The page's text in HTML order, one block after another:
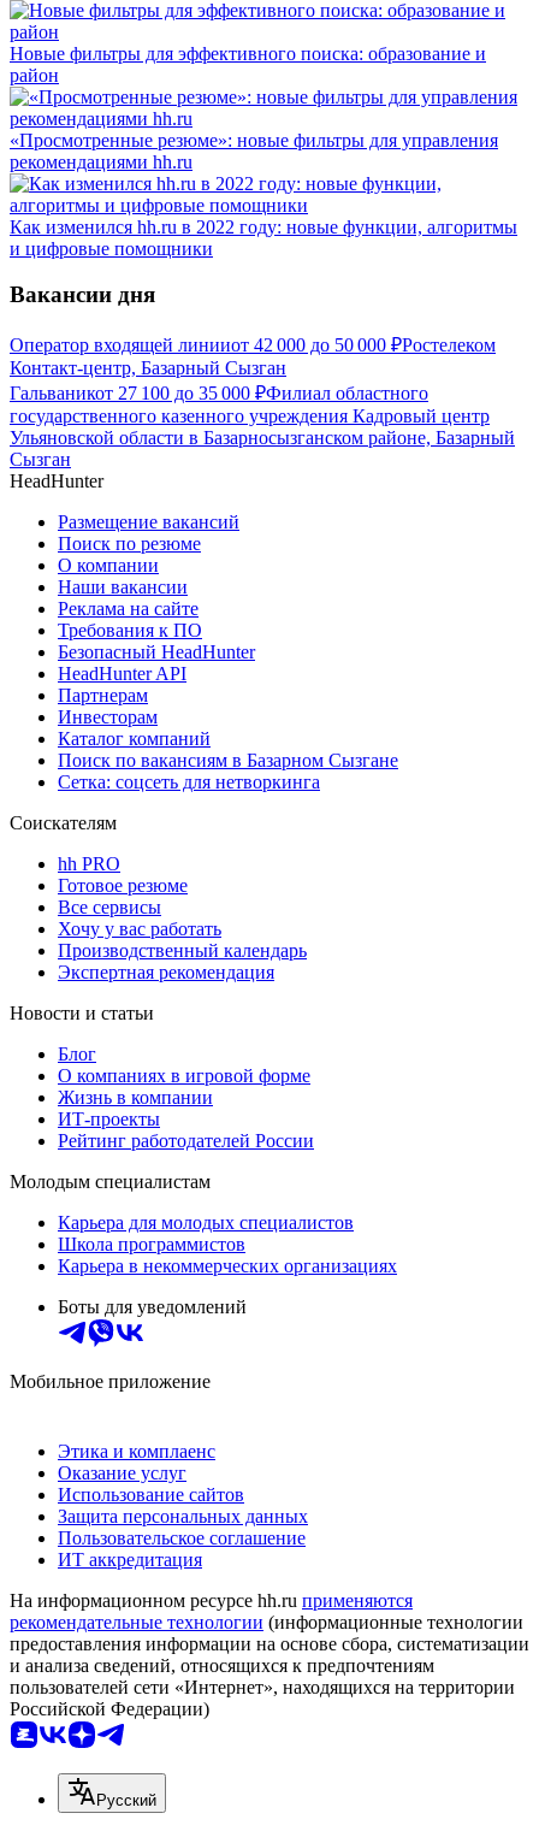
Новые фильтры для эффективного поиска: образование и
район
«Просмотренные резюме»: новые фильтры для управления
рекомендациями hh.ru
Как изменился hh.ru в 2022 году: новые функции, алгоритмы
и цифровые помощники
Вакансии дня
Оператор входящей линииот 42 000 до 50 000 ₽Ростелеком
Контакт-центр, Базарный Сызган
Гальваникот 27 100 до 35 000 ₽Филиал областного
государственного казенного учреждения Кадровый центр
Ульяновской области в Базарносызганском районе, Базарный
Сызган
HeadHunter
Размещение вакансий
Поиск по резюме
О компании
Наши вакансии
Реклама на сайте
Требования к ПО
Безопасный HeadHunter
HeadHunter API
Партнерам
Инвесторам
Каталог компаний
Поиск по вакансиям в Базарном Сызгане
Сетка: соцсеть для нетворкинга
Соискателям
hh PRO
Готовое резюме
Все сервисы
Хочу у вас работать
Производственный календарь
Экспертная рекомендация
Новости и статьи
Блог
О компаниях в игровой форме
Жизнь в компании
ИТ-проекты
Рейтинг работодателей России
Молодым специалистам
Карьера для молодых специалистов
Школа программистов
Карьера в некоммерческих организациях
Боты для уведомлений
Мобильное приложение
Этика и комплаенс
Оказание услуг
Использование сайтов
Защита персональных данных
Пользовательское соглашение
ИТ аккредитация
На информационном ресурсе hh.ru применяются
рекомендательные технологии (информационные технологии
предоставления информации на основе сбора, систематизации
и анализа сведений, относящихся к предпочтениям
пользователей сети «Интернет», находящихся на территории
Российской Федерации)
Русский